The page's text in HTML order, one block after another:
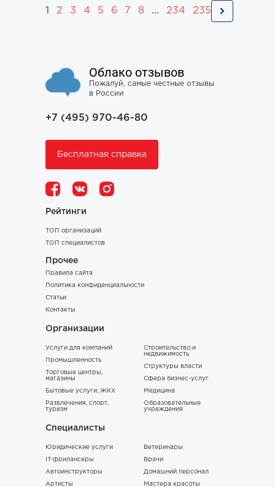
1 2 3 4 5 6 7 8 ... 234 235
Облако отзывов
Пожалуй, самые честные отзывы
в России
+7 (495) 970-46-80
Бесплатная справка
Рейтинги
ТОП организаций
ТОП специалистов
Прочее
Правила сайта
Политика конфиденциальности
Статьи
Контакты
Организации
Услуги для компаний
Промышленность
Торговые центры,
магазины
Бытовые услуги, ЖКХ
Развлечения, спорт,
туризм
Строительство и
недвижимость
Структуры власти
Сфера бизнес-услуг
Медицина
Образовательные
учреждения
Специалисты
Юридические услуги
IT-фрилансеры
Автоинструкторы
Артисты
Ветеринары
Врачи
Домашний персонал
Мастера красоты